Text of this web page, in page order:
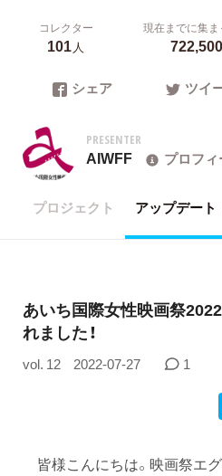
コレクター
101人
現在までに集
722,500
シェア ツイ
PRESENTER
AIWFF プロフ
プロジェクト アップデート
あいち国際女性映画祭
れました！
vol. 12 2022-07-27 1
皆様こんにちは。映画祭エ